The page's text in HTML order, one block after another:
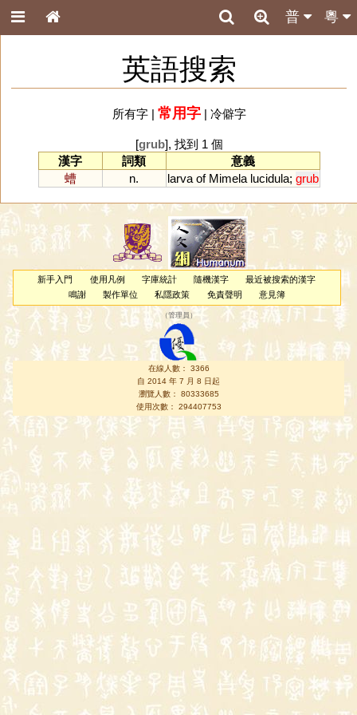
粵
普
英語搜索
所有字| 常用字| 冷僻字
[grub], 找到 1 個
漢字
詞類
意義
螬
n. larva of Mimela lucidula; grub
新手入門 使用凡例 字庫統計 隨機漢字
最近被搜索的漢字
鳴謝
製作單位 私隱政策 免責聲明 意見簿
（管理員 ）
在線人數： 3366
自 2014 年 7 月 8 日起
瀏覽人數： 80333685
使用次數： 294407753